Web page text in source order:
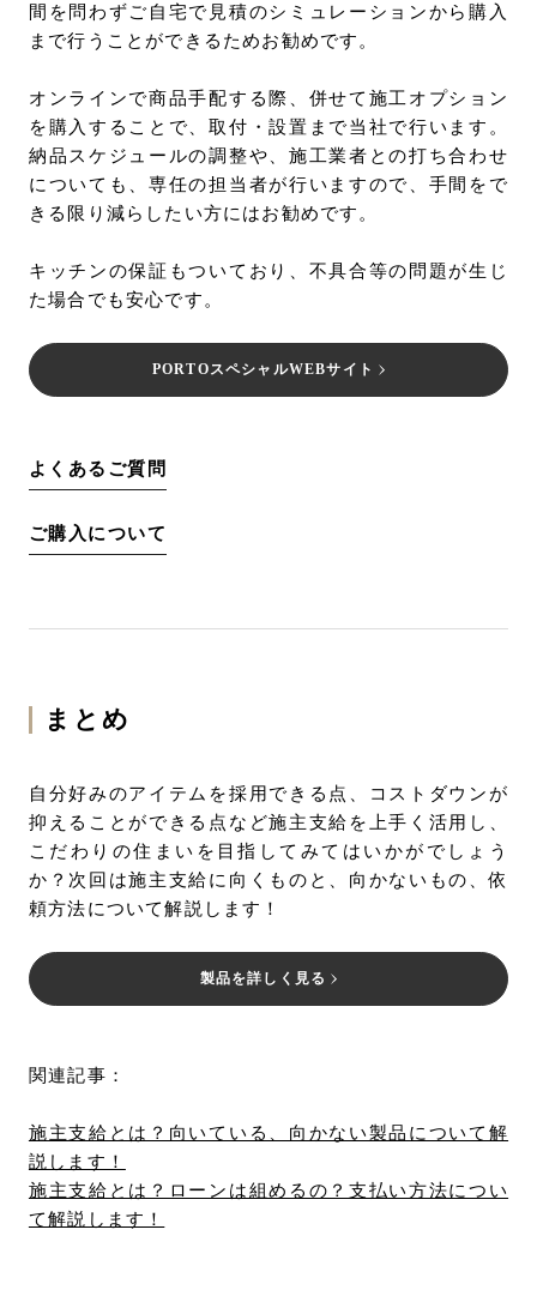
間を問わずご自宅で見積のシミュレーションから購入
まで行うことができるためお勧めです。
オンラインで商品手配する際、併せて施工オプション
を購入することで、取付・設置まで当社で行います。
納品スケジュールの調整や、施工業者との打ち合わせ
についても、専任の担当者が行いますので、手間をで
きる限り減らしたい方にはお勧めです。
キッチンの保証もついており、不具合等の問題が生じ
た場合でも安心です。
PORTOスペシャルWEBサイト
よくあるご質問
ご購入について
まとめ
自分好みのアイテムを採用できる点、コストダウンが
抑えることができる点など施主支給を上手く活用し、
こだわりの住まいを目指してみてはいかがでしょう
か？次回は施主支給に向くものと、向かないもの、依
頼方法について解説します！
製品を詳しく見る
関連記事：
施主支給とは？向いている、向かない製品について解
説します！
施主支給とは？ローンは組めるの？支払い方法につい
て解説します！